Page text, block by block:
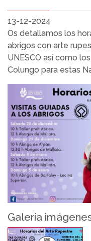
13-12-2024
Os detallamos los
abrigos con arte
UNESCO así como
Colungo para estas
Galería